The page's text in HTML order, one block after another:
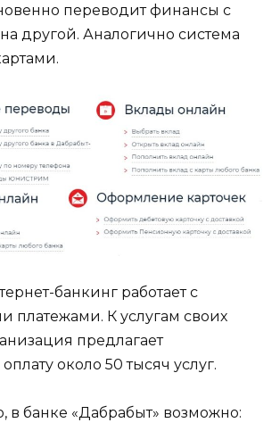
переводит финансы с
другой. Аналогично система
банкинг работает с
платежами. К услугам своих
предлагает
около 50 тысяч услуг.
в банке «Дабрабыт» возможно: